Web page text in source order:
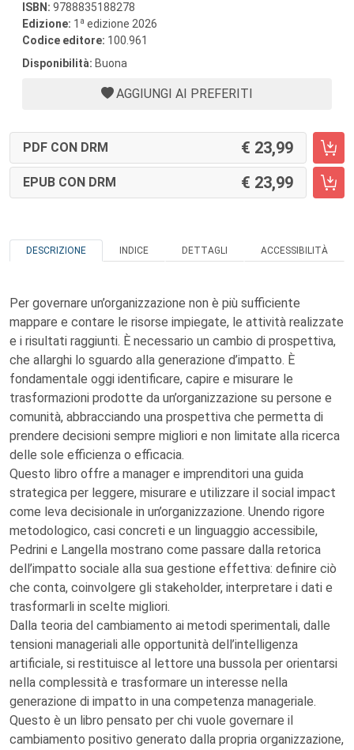
ISBN: 9788835188278
Edizione: 1 a edizione 2026
Codice editore: 100.961
Disponibilità: Buona
AGGIUNGI AI PREFERITI
PDF CON DRM 23,99
EPUB CON DRM 23,99
DESCRIZIONE INDICE DETTAGLI ACCESSIBILITÀ
Per governare un’organizzazione non è più sufficiente
mappare e contare le risorse impiegate, le attività realizzate
e i risultati raggiunti. È necessario un cambio di prospettiva,
che allarghi lo sguardo alla generazione d’impatto. È
fondamentale oggi identificare, capire e misurare le
trasformazioni prodotte da un’organizzazione su persone e
comunità, abbracciando una prospettiva che permetta di
prendere decisioni sempre migliori e non limitate alla ricerca
delle sole efficienza o efficacia.
Questo libro offre a manager e imprenditori una guida
strategica per leggere, misurare e utilizzare il social impact
come leva decisionale in un’organizzazione. Unendo rigore
metodologico, casi concreti e un linguaggio accessibile,
Pedrini e Langella mostrano come passare dalla retorica
dell’impatto sociale alla sua gestione effettiva: definire ciò
che conta, coinvolgere gli stakeholder, interpretare i dati e
trasformarli in scelte migliori.
Dalla teoria del cambiamento ai metodi sperimentali, dalle
tensioni manageriali alle opportunità dell’intelligenza
artificiale, si restituisce al lettore una bussola per orientarsi
nella complessità e trasformare un interesse nella
generazione di impatto in una competenza manageriale.
Questo è un libro pensato per chi vuole governare il
cambiamento positivo generato dalla propria organizzazione,